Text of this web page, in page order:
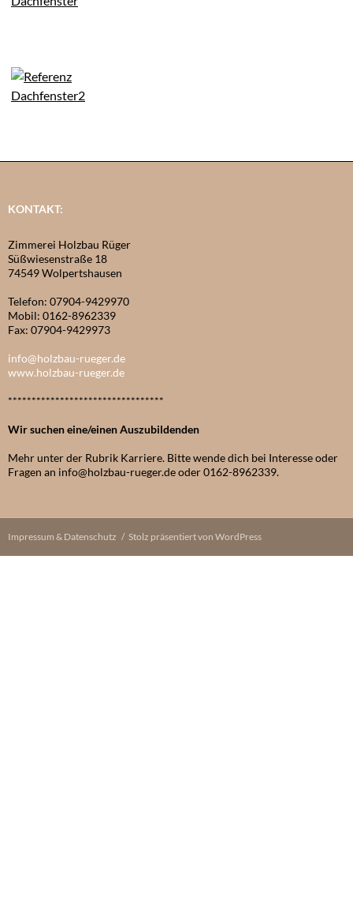
KONTAKT:
Zimmerei Holzbau Rüger
Süßwiesenstraße 18
74549 Wolpertshausen
Telefon: 07904-9429970
Mobil: 0162-8962339
Fax: 07904-9429973
info@holzbau-rueger.de
www.holzbau-rueger.de
*********************************
Wir suchen eine/einen Auszubildenden
Mehr unter der Rubrik Karriere. Bitte wende dich bei Interesse oder
Fragen an info@holzbau-rueger.de oder 0162-8962339.
Impressum & Datenschutz Stolz präsentiert von WordPress